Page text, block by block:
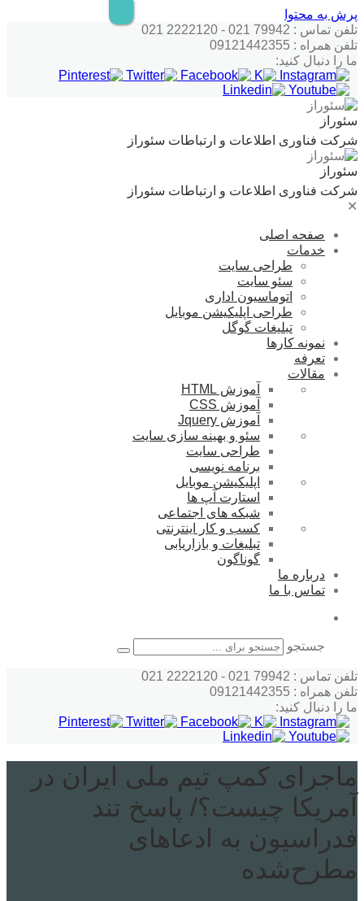
پرش به محتوا
تلفن تماس : 79942 021 - 2222120 021
تلفن همراه : 09121442355
ما را دنبال کنید:
سئوراز
شرکت فناوری اطلاعات و ارتباطات سئوراز
سئوراز
شرکت فناوری اطلاعات و ارتباطات سئوراز
✕
صفحه اصلی
خدمات
طراحی سایت
سئو سایت
اتوماسیون اداری
طراحی اپلیکیشن موبایل
تبلیغات گوگل
نمونه کارها
تعرفه
مقالات
آموزش HTML
آموزش CSS
آموزش Jquery
سئو و بهینه سازی سایت
طراحی سایت
برنامه نویسی
اپلیکیشن موبایل
استارت آپ ها
شبکه های اجتماعی
کسب و کار اینترنتی
تبلیغات و بازاریابی
گوناگون
درباره ما
تماس با ما
جستجو
تلفن تماس : 79942 021 - 2222120 021
تلفن همراه : 09121442355
ما را دنبال کنید:
ماجرای کمپ تیم ملی ایران در
آمریکا چیست؟/ پاسخ تند
فدراسیون به ادعاهای
مطرح‌شده